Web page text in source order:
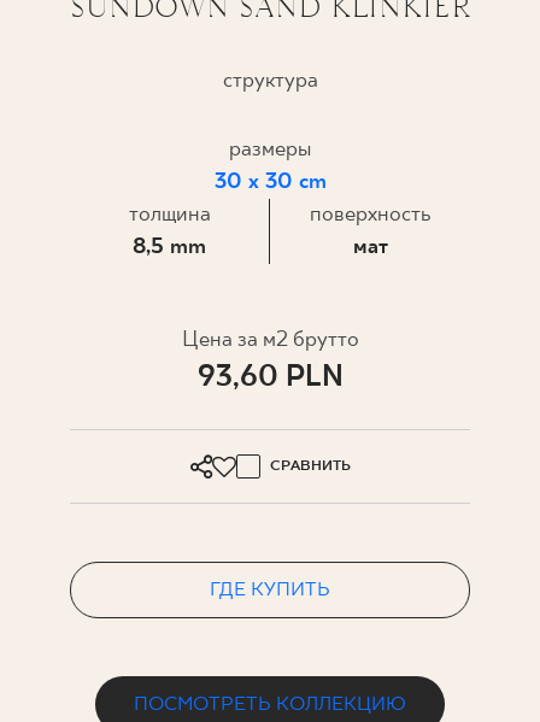
МОЙ ПРОФИЛЬ
SK DE
структура
размеры
30 x 30 cm
толщина
8,5 mm
поверхность
мат
Цена за м2 брутто
93,60 PLN
СРАВНИТЬ
ГДЕ КУПИТЬ
ПОСМОТРЕТЬ КОЛЛЕКЦИЮ